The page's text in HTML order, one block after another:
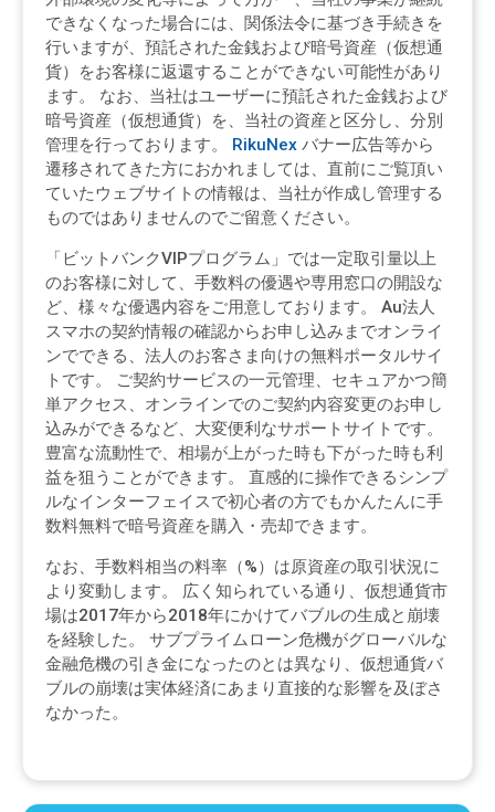
できなくなった場合には、関係法令に基づき手続きを
行いますが、預託された金銭および暗号資産（仮想通
貨）をお客様に返還することができない可能性があり
ます。 なお、当社はユーザーに預託された金銭および
暗号資産（仮想通貨）を、当社の資産と区分し、分別
管理を行っております。 RikuNex バナー広告等から
遷移されてきた方におかれましては、直前にご覧頂い
ていたウェブサイトの情報は、当社が作成し管理する
ものではありませんのでご留意ください。
「ビットバンクVIPプログラム」では一定取引量以上
のお客様に対して、手数料の優遇や専用窓口の開設な
ど、様々な優遇内容をご用意しております。 Au法人
スマホの契約情報の確認からお申し込みまでオンライ
ンでできる、法人のお客さま向けの無料ポータルサイ
トです。 ご契約サービスの一元管理、セキュアかつ簡
単アクセス、オンラインでのご契約内容変更のお申し
込みができるなど、大変便利なサポートサイトです。
豊富な流動性で、相場が上がった時も下がった時も利
益を狙うことができます。 直感的に操作できるシンプ
ルなインターフェイスで初心者の方でもかんたんに手
数料無料で暗号資産を購入・売却できます。
なお、手数料相当の料率（%）は原資産の取引状況に
より変動します。 広く知られている通り、仮想通貨市
場は2017年から2018年にかけてバブルの生成と崩壊
を経験した。 サブプライムローン危機がグローバルな
金融危機の引き金になったのとは異なり、仮想通貨バ
ブルの崩壊は実体経済にあまり直接的な影響を及ぼさ
なかった。